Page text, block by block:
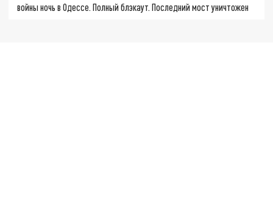
войны ночь в Одессе. Полный блэкаут. Последний мост уничтожен